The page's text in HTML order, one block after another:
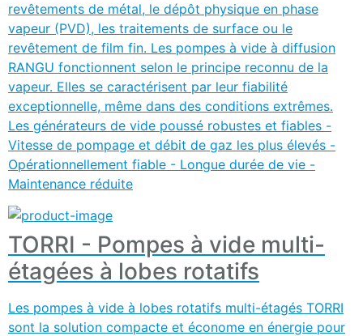
revêtements de métal, le dépôt physique en phase
vapeur (PVD), les traitements de surface ou le
revêtement de film fin. Les pompes à vide à diffusion
RANGU fonctionnent selon le principe reconnu de la
vapeur. Elles se caractérisent par leur fiabilité
exceptionnelle, même dans des conditions extrêmes.
Les générateurs de vide poussé robustes et fiables -
Vitesse de pompage et débit de gaz les plus élevés -
Opérationnellement fiable - Longue durée de vie -
Maintenance réduite
TORRI - Pompes à vide multi-
étagées à lobes rotatifs
Les pompes à vide à lobes rotatifs multi-étagés TORRI
sont la solution compacte et économe en énergie pour